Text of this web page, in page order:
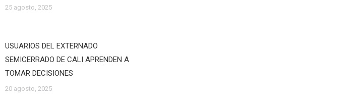
25 agosto, 2025
USUARIOS DEL EXTERNADO
SEMICERRADO DE CALI APRENDEN A
TOMAR DECISIONES
20 agosto, 2025